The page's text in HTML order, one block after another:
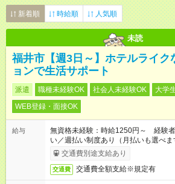
新着順 時給順 人気順
未読
福井市【週3日～】ホテルライク
ョンで生活サポート
派遣 職種未経験OK 社会人未経験OK 大学
WEB登録・面接OK
給与
無資格未経験：時給1250円～ 経験
い／週払い制度あり（月払いも選べ
完了次第のお支払いとなります。
交通費別途支給あり
交通費 交通費全額支給※規定有